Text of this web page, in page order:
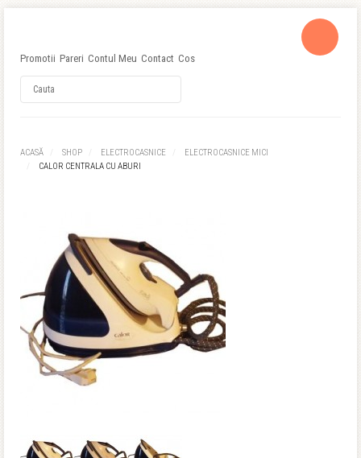
Promotii Pareri Contul Meu Contact Cos
ACASĂ SHOP ELECTROCASNICE
ELECTROCASNICE MICI
CALOR CENTRALA CU ABURI
Username